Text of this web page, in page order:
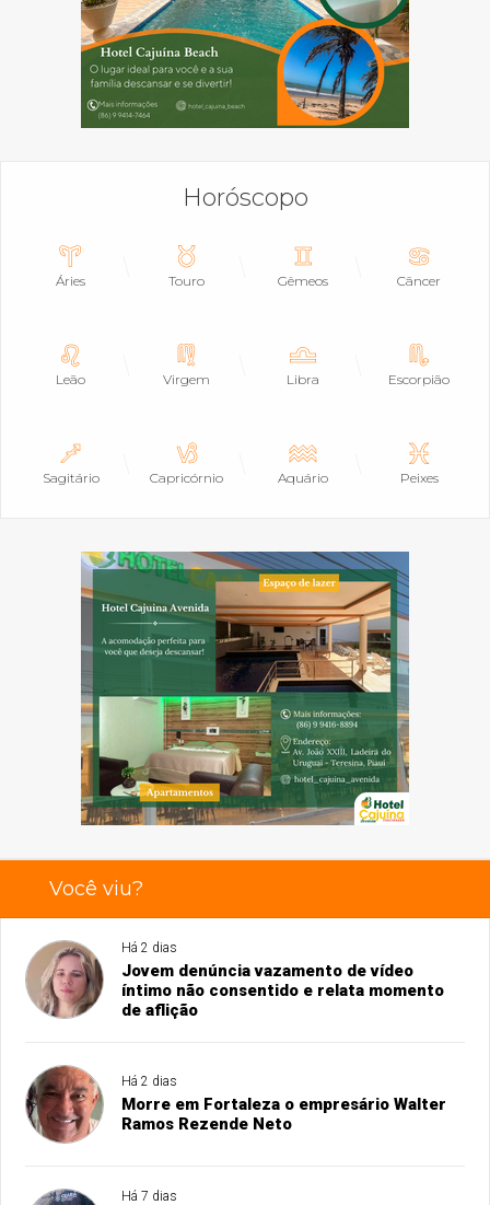
Horóscopo
Áries Touro Gêmeos Câncer
Leão Virgem Libra Escorpião
Sagitário Capricórnio Aquário Peixes
Você viu?
Há 2 dias
Jovem denúncia vazamento de vídeo
íntimo não consentido e relata momento
de aflição
Há 2 dias
Morre em Fortaleza o empresário Walter
Ramos Rezende Neto
Há 7 dias